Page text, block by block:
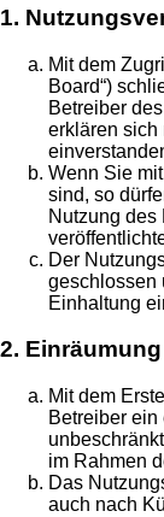
1.
Mit dem
Board“)
Betreiber
erklären sich
Wenn Sie
sind, so
Nutzung
Der
geschlossen
Einhaltung
2.
Mit dem
Betreiber
im Rahmen
Das
auch nach